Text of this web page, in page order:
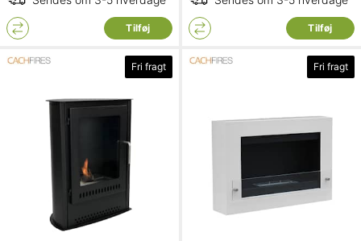
Tilføj Tilføj
Fri fragt Fri fragt